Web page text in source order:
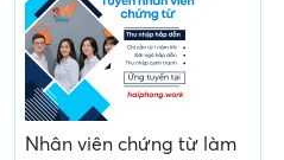
Nhân viên chứng từ làm